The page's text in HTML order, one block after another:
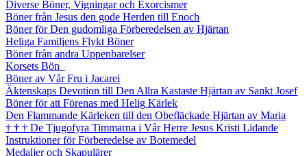
Diverse Böner, Vigningar och Exorcismer
Böner från Jesus den gode Herden till Enoch
Böner för Den gudomliga Förberedelsen av Hjärtan
Heliga Familjens Flykt Böner
Böner från andra Uppenbarelser
Korsets Bön
Böner av Vår Fru i Jacarei
Äktenskaps Devotion till Den Allra Kastaste Hjärtan av Sankt Josef
Böner för att Förenas med Helig Kärlek
Den Flammande Kärleken till den Obefläckade Hjärtan av Maria
† † † De Tjugofyra Timmarna i Vår Herre Jesus Kristi Lidande
Instruktioner för Förberedelse av Botemedel
Medaljer och Skapulärer